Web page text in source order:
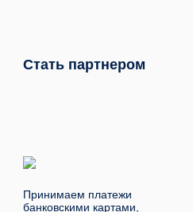
Стать партнером
Принимаем платежи
банковскими картами,